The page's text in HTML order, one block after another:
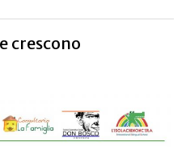
crescono